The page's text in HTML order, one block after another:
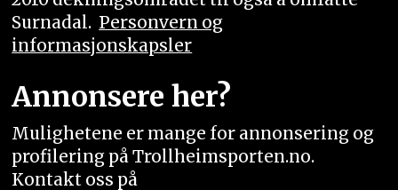
Surnadal. Personvern og
informasjonskapsler
Annonsere her?
Mulighetene er mange for annonsering og
profilering på Trollheimsporten.no.
Kontakt oss på